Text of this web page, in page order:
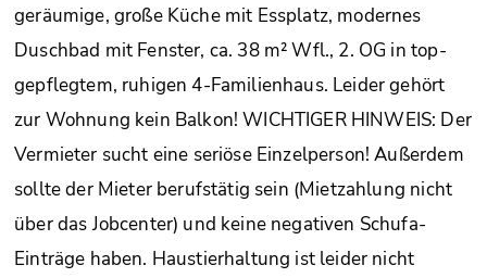
geräumige, große Küche mit Essplatz, modernes
Duschbad mit Fenster, ca. 38 m² Wfl., 2. OG in top-
gepflegtem, ruhigen 4-Familienhaus. Leider gehört
zur Wohnung kein Balkon! WICHTIGER HINWEIS: Der
Vermieter sucht eine seriöse Einzelperson! Außerdem
sollte der Mieter berufstätig sein (Mietzahlung nicht
über das Jobcenter) und keine negativen Schufa-
Einträge haben. Haustierhaltung ist leider nicht